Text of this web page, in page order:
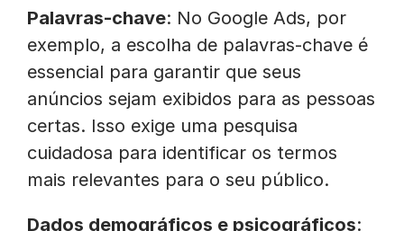
Palavras-chave: No Google Ads, por
exemplo, a escolha de palavras-chave é
essencial para garantir que seus
anúncios sejam exibidos para as pessoas
certas. Isso exige uma pesquisa
cuidadosa para identificar os termos
mais relevantes para o seu público.
Dados demográficos e psicográficos: